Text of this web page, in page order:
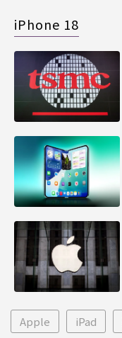
iPhone 18
Apple iPad